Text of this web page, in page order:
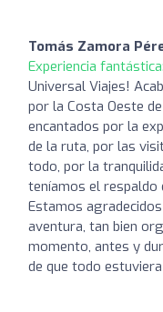
Tomás Zamora
Experiencia fantástica:
Universal Viajes!
por la Costa Oeste
encantados por la
de la ruta, por las
todo, por la
teníamos el respaldo
Estamos
aventura, tan bien
momento, antes y
de que todo estuviera